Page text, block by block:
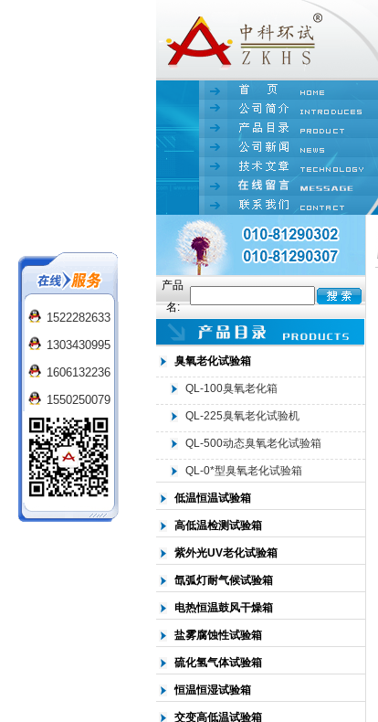
北京中科环试仪器有限公司
产品
名:
臭氧老化试验箱
QL-100臭氧老化箱
QL-225臭氧老化试验机
QL-500动态臭氧老化试验箱
QL-0*型臭氧老化试验箱
低温恒温试验箱
高低温检测试验箱
紫外光UV老化试验箱
氙弧灯耐气候试验箱
电热恒温鼓风干燥箱
盐雾腐蚀性试验箱
硫化氢气体试验箱
恒温恒湿试验箱
交变高低温试验箱
1522282633
1303430995
1606132236
1550250079